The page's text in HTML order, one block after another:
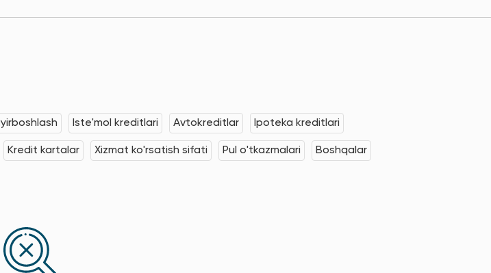
Iste'mol kreditlari Avtokreditlar Ipoteka kreditlari
Kredit kartalar Xizmat ko'rsatish sifati Pul o'tkazmalari Boshqalar